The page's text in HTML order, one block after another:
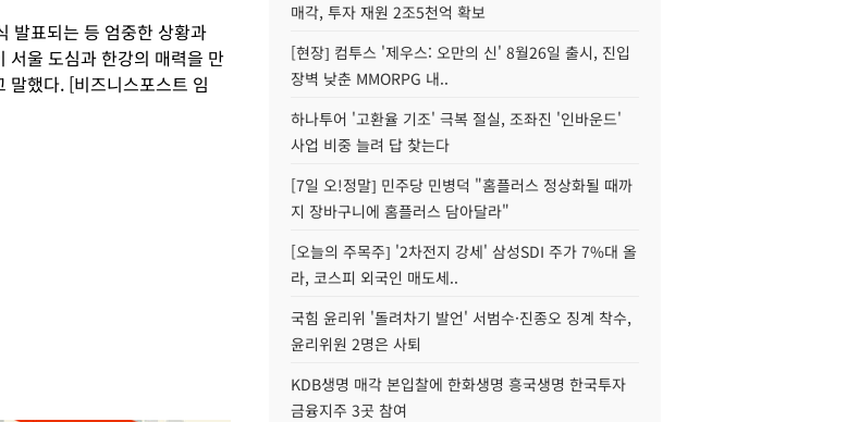
발표되는 등 엄중한 상황과
서울 도심과 한강의 매력을 만
말했다. [비즈니스포스트 임
매각, 투자 재원 2조5천억 확보
[현장] 컴투스 '제우스: 오만의 신' 8월26일 출시, 진입
장벽 낮춘 MMORPG 내..
하나투어 '고환율 기조' 극복 절실, 조좌진 '인바운드'
사업 비중 늘려 답 찾는다
[7일 오!정말] 민주당 민병덕 "홈플러스 정상화될 때까
지 장바구니에 홈플러스 담아달라"
[오늘의 주목주] '2차전지 강세' 삼성SDI 주가 7%대 올
라, 코스피 외국인 매도세..
국힘 윤리위 '돌려차기 발언' 서범수·진종오 징계 착수,
윤리위원 2명은 사퇴
KDB생명 매각 본입찰에 한화생명 흥국생명 한국투자
금융지주 3곳 참여